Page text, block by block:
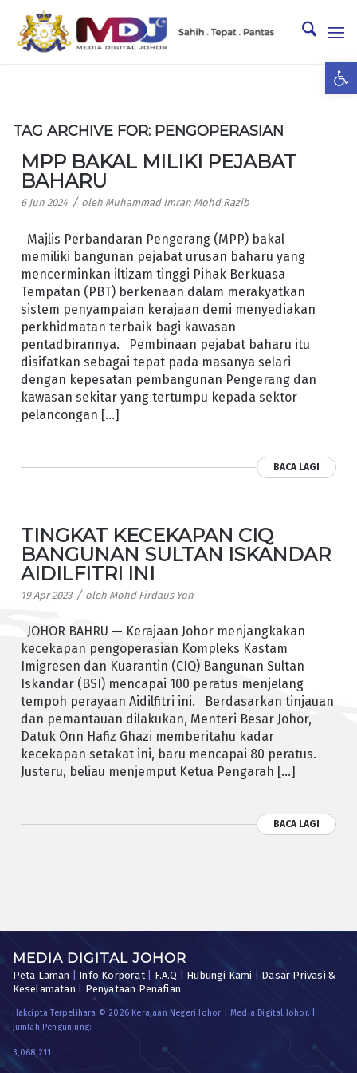
TAG ARCHIVE FOR: PENGOPERASIAN
MPP BAKAL MILIKI PEJABAT
BAHARU
6 Jun 2024 / oleh Muhammad Imran Mohd Razib
Majlis Perbandaran Pengerang (MPP) bakal
memiliki bangunan pejabat urusan baharu yang
mencerminkan iltizam tinggi Pihak Berkuasa
Tempatan (PBT) berkenaan dalam merakyatkan
sistem penyampaian kerajaan demi menyediakan
perkhidmatan terbaik bagi kawasan
pentadbirannya. Pembinaan pejabat baharu itu
disifatkan sebagai tepat pada masanya selari
dengan kepesatan pembangunan Pengerang dan
kawasan sekitar yang tertumpu kepada sektor
pelancongan […]
BACA LAGI
TINGKAT KECEKAPAN CIQ
BANGUNAN SULTAN ISKANDAR
AIDILFITRI INI
19 Apr 2023 / oleh Mohd Firdaus Yon
JOHOR BAHRU — Kerajaan Johor menjangkakan
kecekapan pengoperasian Kompleks Kastam
Imigresen dan Kuarantin (CIQ) Bangunan Sultan
Iskandar (BSI) mencapai 100 peratus menjelang
tempoh perayaan Aidilfitri ini. Berdasarkan tinjauan
dan pemantauan dilakukan, Menteri Besar Johor,
Datuk Onn Hafiz Ghazi memberitahu kadar
kecekapan setakat ini, baru mencapai 80 peratus.
Justeru, beliau menjemput Ketua Pengarah […]
BACA LAGI
MEDIA DIGITAL JOHOR
Peta Laman Info Korporat| F.A.Q Hubungi Kami
Dasar Privasi &
Keselamatan
Penyataan Penafian
Hakcipta Terpelihara © 2026 Kerajaan Negeri Johor | Media Digital Johor. |
Jumlah Pengunjung:
3,068,211